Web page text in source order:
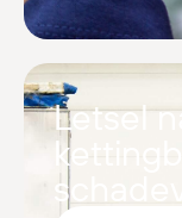
Letsel